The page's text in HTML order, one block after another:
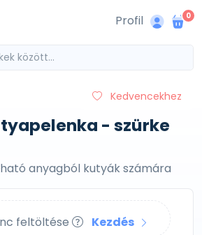
Profil 0
Kedvencekhez
- szürke
anyagból kutyák számára
feltöltése Kezdés